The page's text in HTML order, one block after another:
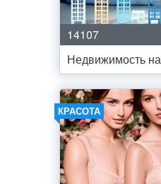
14107
Недвижимость на
КРАСОТА